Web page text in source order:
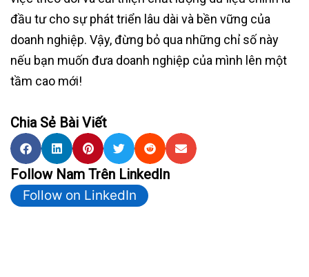
đầu tư cho sự phát triển lâu dài và bền vững của
doanh nghiệp. Vậy, đừng bỏ qua những chỉ số này
nếu bạn muốn đưa doanh nghiệp của mình lên một
tầm cao mới!
Chia Sẻ Bài Viết
Follow Nam Trên LinkedIn
Follow on LinkedIn